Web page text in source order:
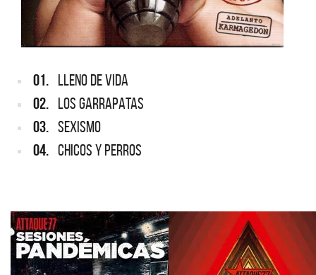
01. LLENO DE VIDA
02. LOS GARRAPATAS
03. SEXISMO
04. CHICOS Y PERROS